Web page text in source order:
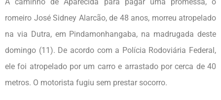
romeiro José Sidney Alarcão, de 48 anos, morreu atropelado
na via Dutra, em Pindamonhangaba, na madrugada deste
domingo (11). De acordo com a Polícia Rodoviária Federal,
ele foi atropelado por um carro e arrastado por cerca de 40
metros. O motorista fugiu sem prestar socorro.